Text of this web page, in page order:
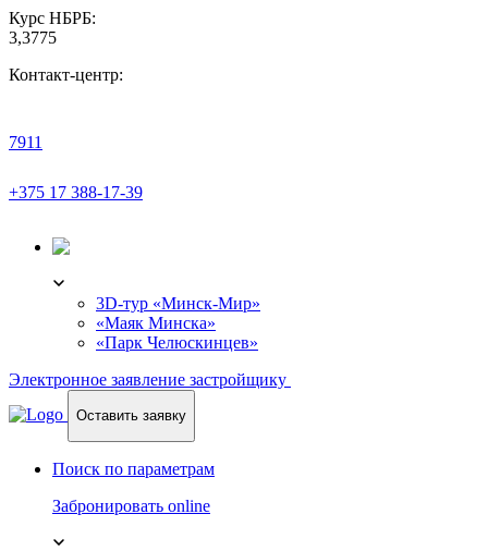
Курс НБРБ:
3,3775
Контакт-центр:
7911
+375 17 388-17-39
3D-тур «Минск-Мир»
«Маяк Минска»
«Парк Челюскинцев»
Электронное заявление застройщику
Оставить заявку
Поиск по параметрам
Забронировать online